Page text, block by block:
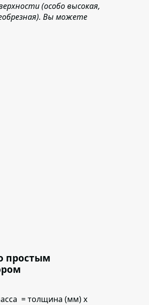
(особо высокая,
Вы можете
простым
= толщина (мм) х